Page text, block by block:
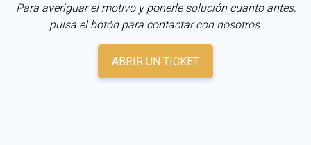
Para averiguar el motivo y ponerle solución cuanto antes,
pulsa el botón para contactar con nosotros.
ABRIR UN TICKET